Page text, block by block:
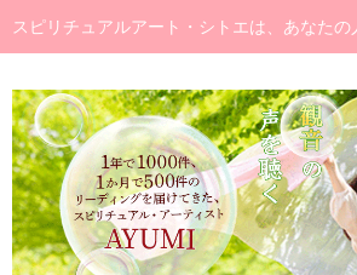
◆ごあいさつ
スピリチュアル・メッセージ
チャネラー養成講座
スピリチュアル開花レッスン